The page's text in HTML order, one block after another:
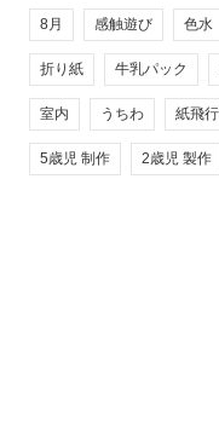
8月 感触遊び 色水
折り紙 牛乳パック
室内 うちわ 紙飛
5歳児 制作 2歳児 製作